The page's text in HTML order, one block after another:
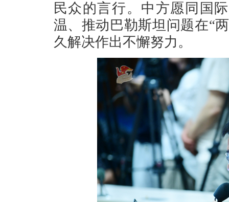
民众的言行。中方愿同国
温、推动巴勒斯坦问题在“
久解决作出不懈努力。